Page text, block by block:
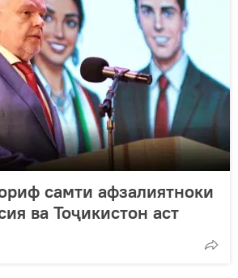
самти афзалиятноки
ва Тоҷикистон аст